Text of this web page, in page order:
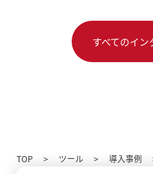
すべてのイ
TOP ツール 導入事例